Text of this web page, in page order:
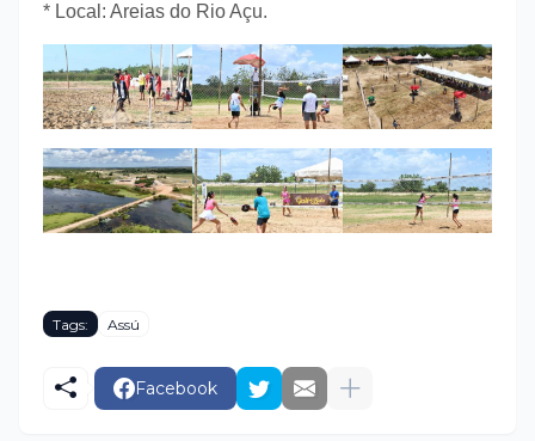
* Local: Areias do Rio Açu.
Tags: Assú
Facebook